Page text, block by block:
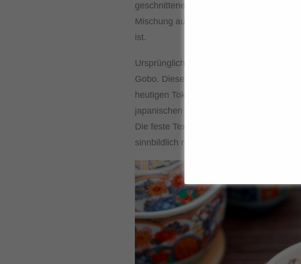
geschnittenes Gemüse wird zunächst in
Mischung aus Sojasauce, Mirin und
ist.
Ursprünglich steht Kinpira für Gerichte mit
Gobo. Diese Zubereitungsart entstand
heutigen Tokio) Teil der alltäglichen
japanischen Volksliteratur zurück:
Die feste Textur des Gemüses und die
sinnbildlich mit Stärke und Standhaftigkeit